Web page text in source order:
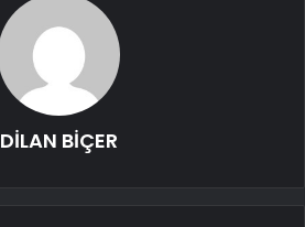
DİLAN BİÇER